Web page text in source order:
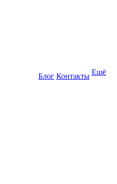
Блог Контакты Ещё